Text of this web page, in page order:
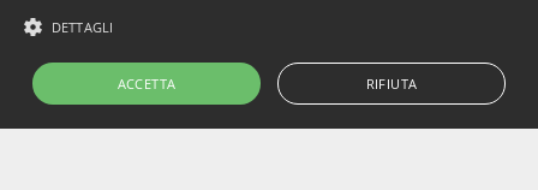
cambiamenti, progressi e stimoli per
concepire strumenti che rendano più
efficiente il sistema.
DETTAGLI
ACCETTA RIFIUTA